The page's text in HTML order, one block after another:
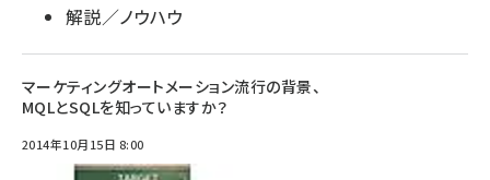
解説／ノウハウ
マーケティングオートメーション流行の背景、
MQLとSQLを知っていますか？
2014年10月15日 8:00